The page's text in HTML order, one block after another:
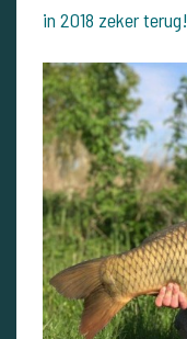
in 2018 zeker terug!